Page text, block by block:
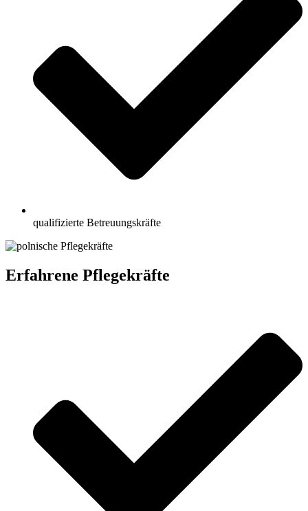
qualifizierte Betreuungskräfte
Erfahrene Pflegekräfte